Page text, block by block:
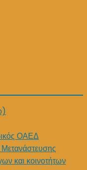
ΟΑΕΔ
και κοινοτήτων